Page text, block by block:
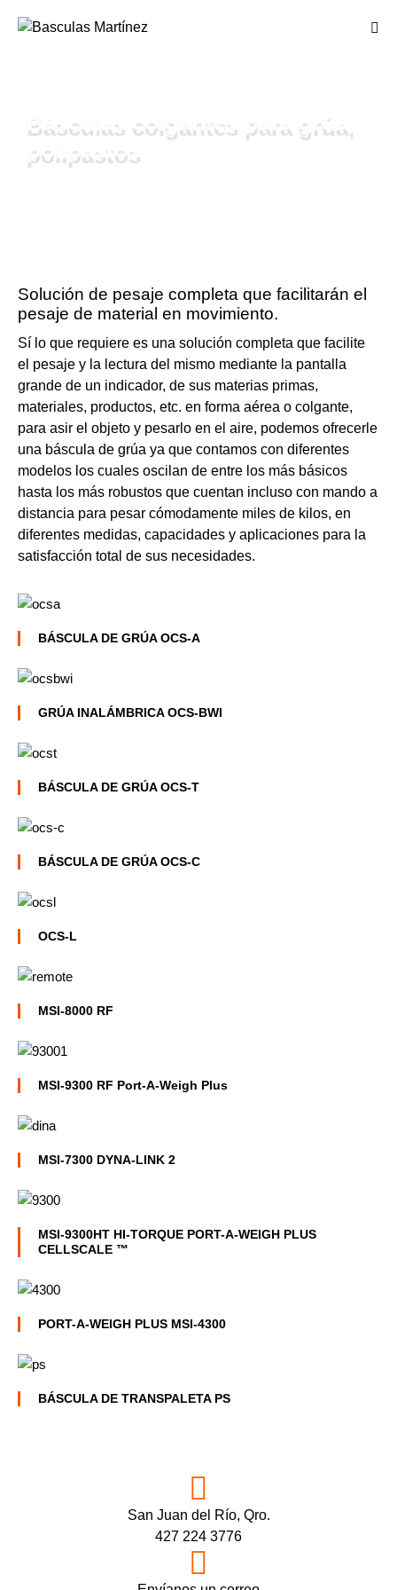
Básculas colgantes para grúa,
polipastos
Solución de pesaje completa que facilitarán el
pesaje de material en movimiento.
Sí lo que requiere es una solución completa que facilite
el pesaje y la lectura del mismo mediante la pantalla
grande de un indicador, de sus materias primas,
materiales, productos, etc. en forma aérea o colgante,
para asir el objeto y pesarlo en el aire, podemos ofrecerle
una báscula de grúa ya que contamos con diferentes
modelos los cuales oscilan de entre los más básicos
hasta los más robustos que cuentan incluso con mando a
distancia para pesar cómodamente miles de kilos, en
diferentes medidas, capacidades y aplicaciones para la
satisfacción total de sus necesidades.
BÁSCULA DE GRÚA OCS-A
GRÚA INALÁMBRICA OCS-BWI
BÁSCULA DE GRÚA OCS-T
BÁSCULA DE GRÚA OCS-C
OCS-L
MSI-8000 RF
MSI-9300 RF Port-A-Weigh Plus
MSI-7300 DYNA-LINK 2
MSI-9300HT HI-TORQUE PORT-A-WEIGH PLUS
CELLSCALE ™
PORT-A-WEIGH PLUS MSI-4300
BÁSCULA DE TRANSPALETA PS
San Juan del Río, Qro.
427 224 3776